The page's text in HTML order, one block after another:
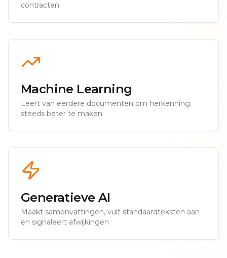
contracten
Machine Learning
Leert van eerdere documenten om herkenning
steeds beter te maken
Generatieve AI
Maakt samenvattingen, vult standaardteksten aan
en signaleert afwijkingen